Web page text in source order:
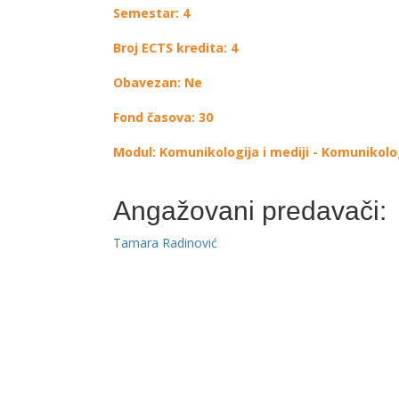
Semestar: 4
Broj ECTS kredita: 4
Obavezan: Ne
Fond časova: 30
Modul: Komunikologija i mediji -
Angažovani predavači:
Tamara Radinović